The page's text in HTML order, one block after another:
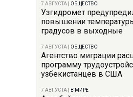
7 АВГУСТА ОБЩЕСТВО
Узгидромет
повышении
градусов в выходные
7 АВГУСТА ОБЩЕСТВО
Агентство миграции
программу
узбекистанцев в США
7 АВГУСТА В МИРЕ